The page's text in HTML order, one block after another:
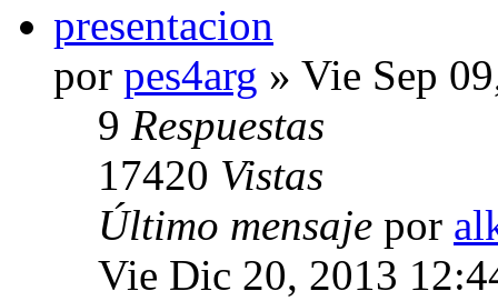
presentacion
por pes4arg » Vie Sep
9 Respuestas
17420 Vistas
Último mensaje por
Vie Dic 20, 2013